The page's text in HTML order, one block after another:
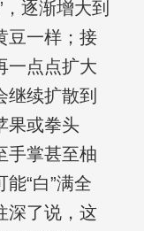
逐渐增大到
豆一样；接
一点点扩大
继续扩散到
果或拳头
手掌甚至柚
“白”满全
深了说，这